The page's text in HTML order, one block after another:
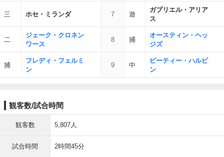
三 ホセ・ミランダ 7 遊
ガブリエル・アリア
ス
二
ジェーク・クロネン
ワース
8 捕
オースティン・ヘッ
ジズ
捕
フレディ・フェルミ
ン
9 中
ピーティー・ハルピ
ン
観客数/試合時間
観客数 5,807人
試合時間 2時間45分